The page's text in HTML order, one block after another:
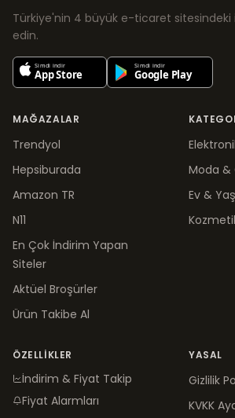
Türkiye'nin 4 büyük e-ticaret sitesindeki
edin.
MAĞAZALAR
Trendyol
Hepsiburada
Amazon TR
N11
En Çok İndirim Yapan
Siteler
Aktüel Broşürler
Ürün Takibe Al
Moda &
Ev &
ÖZELLIKLER
İndirim & Fiyat Takip
Fiyat Alarmları
YASAL
Gizlilik
KVKK